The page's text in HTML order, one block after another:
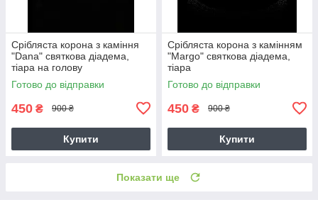
Срібляста корона з каміння
"Dana" святкова діадема,
тіара на голову
Готово до відправки
450 ₴ 900 ₴
Купити
Срібляста корона з камінням
"Margo" святкова діадема,
тіара
Готово до відправки
450 ₴ 900 ₴
Купити
Показати ще